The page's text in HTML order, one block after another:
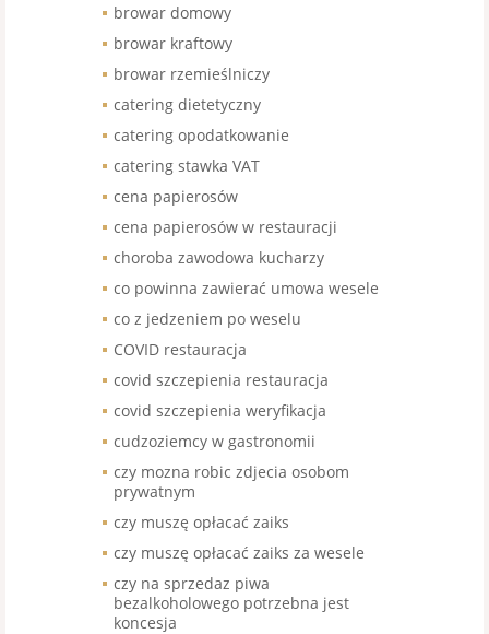
browar domowy
browar kraftowy
browar rzemieślniczy
catering dietetyczny
catering opodatkowanie
catering stawka VAT
cena papierosów
cena papierosów w restauracji
choroba zawodowa kucharzy
co powinna zawierać umowa wesele
co z jedzeniem po weselu
COVID restauracja
covid szczepienia restauracja
covid szczepienia weryfikacja
cudzoziemcy w gastronomii
czy mozna robic zdjecia osobom
prywatnym
czy muszę opłacać zaiks
czy muszę opłacać zaiks za wesele
czy na sprzedaz piwa
bezalkoholowego potrzebna jest
koncesja